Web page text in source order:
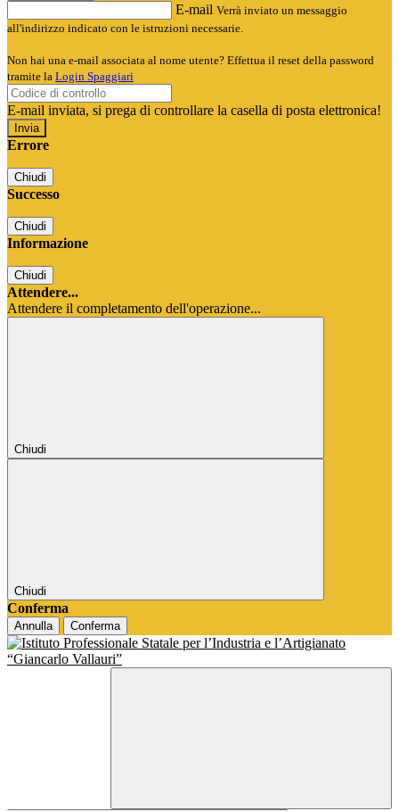
E-mail Verrà inviato un messaggio
all'indirizzo indicato con le istruzioni necessarie.
Non hai una e-mail associata al nome utente? Effettua il reset della password
tramite la Login Spaggiari
E-mail inviata, si prega di controllare la casella di posta elettronica!
Errore
Chiudi
Successo
Chiudi
Informazione
Chiudi
Attendere...
Attendere il completamento dell'operazione...
Chiudi
Chiudi
Conferma
Annulla Conferma